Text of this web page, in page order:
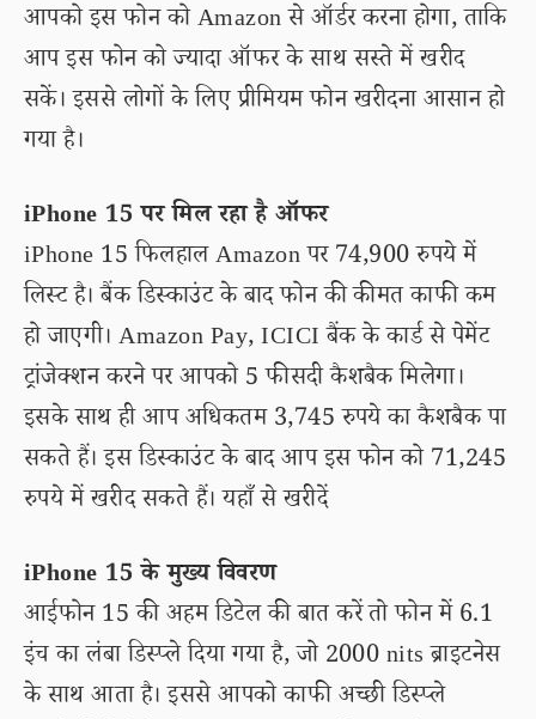
आपको इस फोन को Amazon से ऑर्डर करना होगा, ताकि
आप इस फोन को ज्यादा ऑफर के साथ सस्ते में खरीद
सकें। इससे लोगों के लिए प्रीमियम फोन खरीदना आसान हो
गया है।
iPhone 15 पर मिल रहा है ऑफर
iPhone 15 फिलहाल Amazon पर 74,900 रुपये में
लिस्ट है। बैंक डिस्काउंट के बाद फोन की कीमत काफी कम
हो जाएगी। Amazon Pay, ICICI बैंक के कार्ड से पेमेंट
ट्रांजेक्शन करने पर आपको 5 फीसदी कैशबैक मिलेगा।
इसके साथ ही आप अधिकतम 3,745 रुपये का कैशबैक पा
सकते हैं। इस डिस्काउंट के बाद आप इस फोन को 71,245
रुपये में खरीद सकते हैं। यहाँ से खरीदें
iPhone 15 के मुख्य विवरण
आईफोन 15 की अहम डिटेल की बात करें तो फोन में 6.1
इंच का लंबा डिस्प्ले दिया गया है, जो 2000 nits ब्राइटनेस
के साथ आता है। इससे आपको काफी अच्छी डिस्प्ले